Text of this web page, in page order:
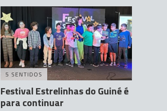
5 SENTIDOS
Festival Estrelinhas do Guiné é
para continuar